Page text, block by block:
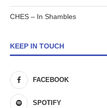
CHES – In Shambles
KEEP IN TOUCH
FACEBOOK
SPOTIFY